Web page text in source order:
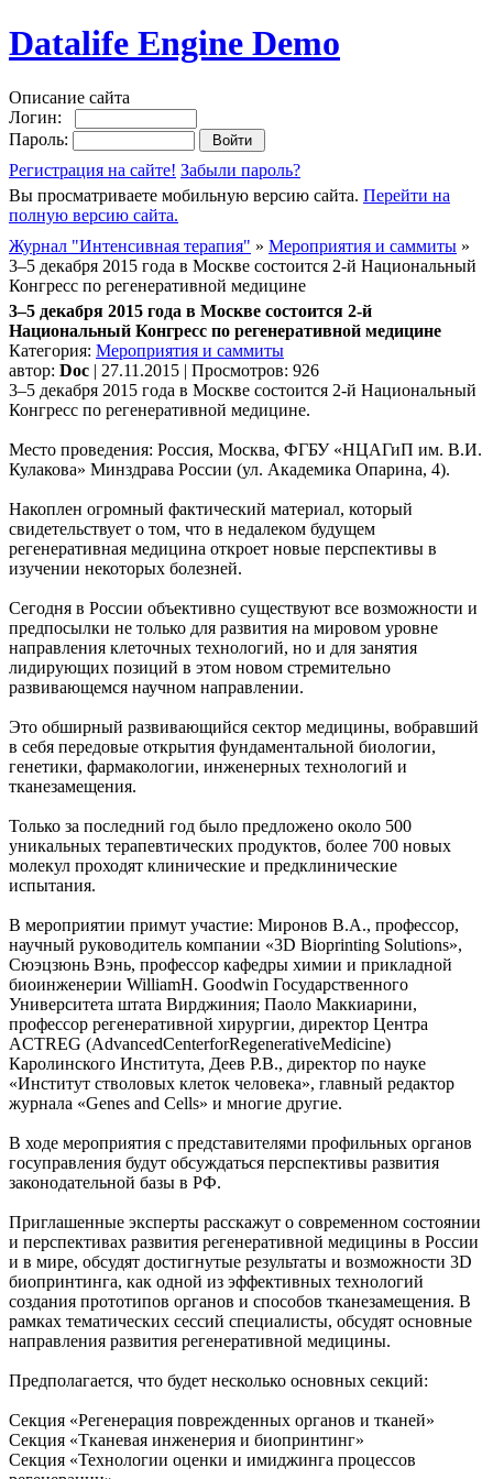
Datalife Engine Demo
Описание сайта
Логин:
Пароль:
Регистрация на сайте! Забыли пароль?
Вы просматриваете мобильную версию сайта. Перейти на
полную версию сайта.
Журнал "Интенсивная терапия" » Мероприятия и саммиты »
3–5 декабря 2015 года в Москве состоится 2-й Национальный
Конгресс по регенеративной медицине
3–5 декабря 2015 года в Москве состоится 2-й
Национальный Конгресс по регенеративной медицине
Категория: Мероприятия и саммиты
автор: Doc | 27.11.2015 | Просмотров: 926
3–5 декабря 2015 года в Москве состоится 2-й Национальный
Конгресс по регенеративной медицине.
Место проведения: Россия, Москва, ФГБУ «НЦАГиП им. В.И.
Кулакова» Минздрава России (ул. Академика Опарина, 4).
Накоплен огромный фактический материал, который
свидетельствует о том, что в недалеком будущем
регенеративная медицина откроет новые перспективы в
изучении некоторых болезней.
Сегодня в России объективно существуют все возможности и
предпосылки не только для развития на мировом уровне
направления клеточных технологий, но и для занятия
лидирующих позиций в этом новом стремительно
развивающемся научном направлении.
Это обширный развивающийся сектор медицины, вобравший
в себя передовые открытия фундаментальной биологии,
генетики, фармакологии, инженерных технологий и
тканезамещения.
Только за последний год было предложено около 500
уникальных терапевтических продуктов, более 700 новых
молекул проходят клинические и предклинические
испытания.
В мероприятии примут участие: Миронов В.А., профессор,
научный руководитель компании «3D Bioprinting Solutions»,
Сюэцзюнь Вэнь, профессор кафедры химии и прикладной
биоинженерии WilliamH. Goodwin Государственного
Университета штата Вирджиния; Паоло Маккиарини,
профессор регенеративной хирургии, директор Центра
ACTREG (AdvancedCenterforRegenerativeMedicine)
Каролинского Института, Деев Р.В., директор по науке
«Институт стволовых клеток человека», главный редактор
журнала «Genes and Cells» и многие другие.
В ходе мероприятия с представителями профильных органов
госуправления будут обсуждаться перспективы развития
законодательной базы в РФ.
Приглашенные эксперты расскажут о современном состоянии
и перспективах развития регенеративной медицины в России
и в мире, обсудят достигнутые результаты и возможности 3D
биопринтинга, как одной из эффективных технологий
создания прототипов органов и способов тканезамещения. В
рамках тематических сессий специалисты, обсудят основные
направления развития регенеративной медицины.
Предполагается, что будет несколько основных секций:
Секция «Регенерация поврежденных органов и тканей»
Секция «Тканевая инженерия и биопринтинг»
Секция «Технологии оценки и имиджинга процессов